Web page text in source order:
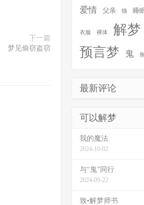
下一篇
梦见偷窃盗窃
爱情 父亲 猫 睡
衣服 裸体 解梦
预言梦 鬼 鱼
最新评论
可以解梦
我的魔法
2024-10-02
与“鬼”同行
2024-09-22
致•解梦师书